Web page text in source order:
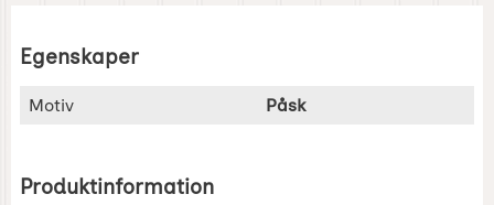
Egenskaper
Egenskaper/attribut för denna produkt
Attribut
Motiv Påsk
Produktinformation